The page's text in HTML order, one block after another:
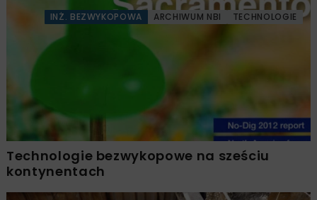
INŻ. BEZWYKOPOWA ARCHIWUM NBI TECHNOLOGIE
Technologie bezwykopowe na sześciu
kontynentach